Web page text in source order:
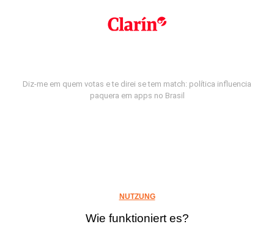
Diz-me em quem votas e te direi se tem match: política influencia
paquera em apps no Brasil
NUTZUNG
Wie funktioniert es?